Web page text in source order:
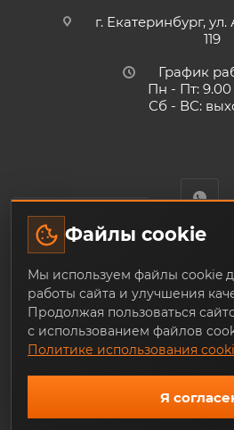
г. Екатеринбург,
119
График
Пн - Пт: 9.00
Сб - ВС:
инструмента с доставкой по
России, из наличия и
Файлы cookie
Мы используем файлы cookie
работы сайта и улучшения
Продолжая пользоваться
с использованием файлов
Политике использования
Я